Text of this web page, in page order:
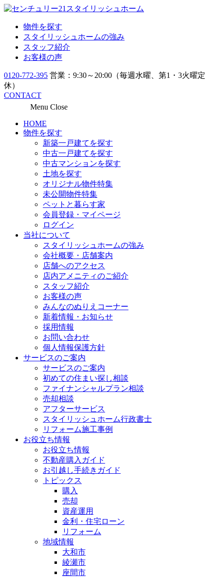
物件を探す
スタイリッシュホームの強み
スタッフ紹介
お客様の声
0120-772-395 営業：9:30～20:00（毎週水曜、第1・3火曜定
休）
CONTACT
Menu Close
HOME
物件を探す
新築一戸建てを探す
中古一戸建てを探す
中古マンションを探す
土地を探す
オリジナル物件特集
未公開物件特集
ペットと暮らす家
会員登録・マイページ
ログイン
当社について
スタイリッシュホームの強み
会社概要・店舗案内
店舗へのアクセス
店内アメニティのご紹介
スタッフ紹介
お客様の声
みんなのぬりえコーナー
新着情報・お知らせ
採用情報
お問い合わせ
個人情報保護方針
サービスのご案内
サービスのご案内
初めての住まい探し相談
ファイナンシャルプラン相談
売却相談
アフターサービス
スタイリッシュホーム行政書士
リフォーム施工事例
お役立ち情報
お役立ち情報
不動産購入ガイド
お引越し手続きガイド
トピックス
購入
売却
資産運用
金利・住宅ローン
リフォーム
地域情報
大和市
綾瀬市
座間市